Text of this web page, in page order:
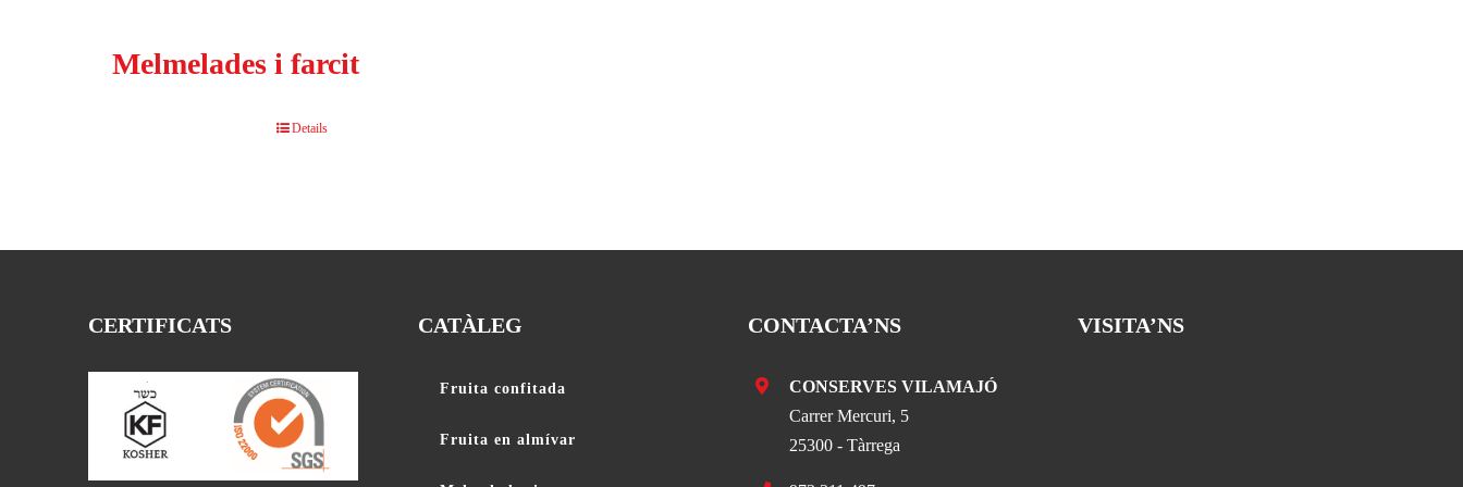
Melmelades i farcit
Details
CERTIFICATS CATÀLEG
Fruita confitada
Fruita en almívar
CONTACTA’NS
CONSERVES VILAMAJÓ
Carrer Mercuri, 5
25300 - Tàrrega
VISITA’NS